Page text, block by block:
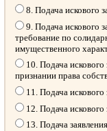
8. Подача искового
9. Подача искового
требование по
имущественного
10. Подача
признании права
11. Подача
12. Подача
13. Подача